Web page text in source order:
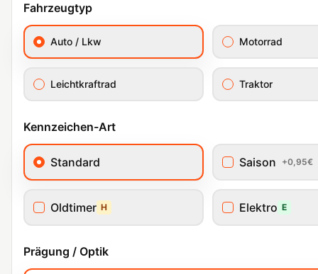
Fahrzeugtyp
Auto / Lkw Motorrad
Leichtkraftrad Traktor
Kennzeichen-Art
Standard Saison +0,95€
Oldtimer H Elektro E
Prägung / Optik